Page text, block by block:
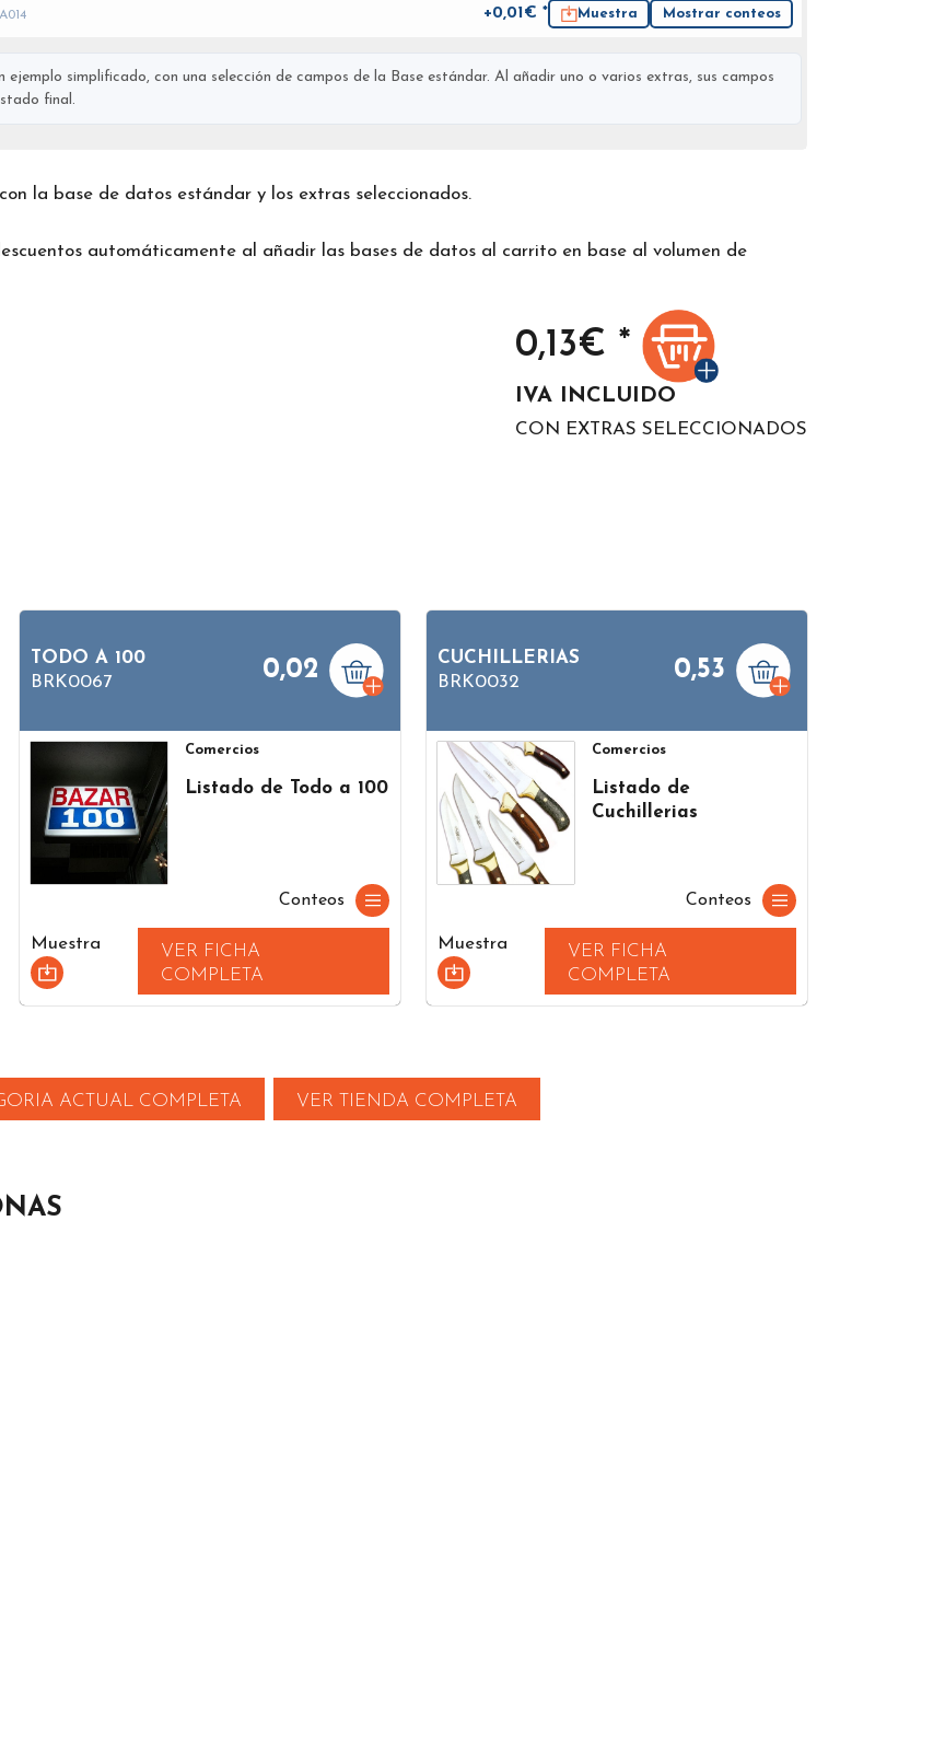
+0,01€ * Muestra Mostrar conteos
simplificado, con una selección de campos de la Base estándar. Al añadir uno o varios extras, sus campos
final.
la base de datos estándar y los extras seleccionados.
automáticamente al añadir las bases de datos al carrito en base al volumen de
0,13€ *
IVA INCLUIDO
CON EXTRAS SELECCIONADOS
TODO A 100
BRK0067
0,02
Comercios
Listado de Todo a 100
Conteos
Muestra
VER FICHA
COMPLETA
CUCHILLERIAS
BRK0032
0,53
Comercios
Listado de
Cuchillerias
Conteos
Muestra
VER FICHA
COMPLETA
ACTUAL COMPLETA VER TIENDA COMPLETA